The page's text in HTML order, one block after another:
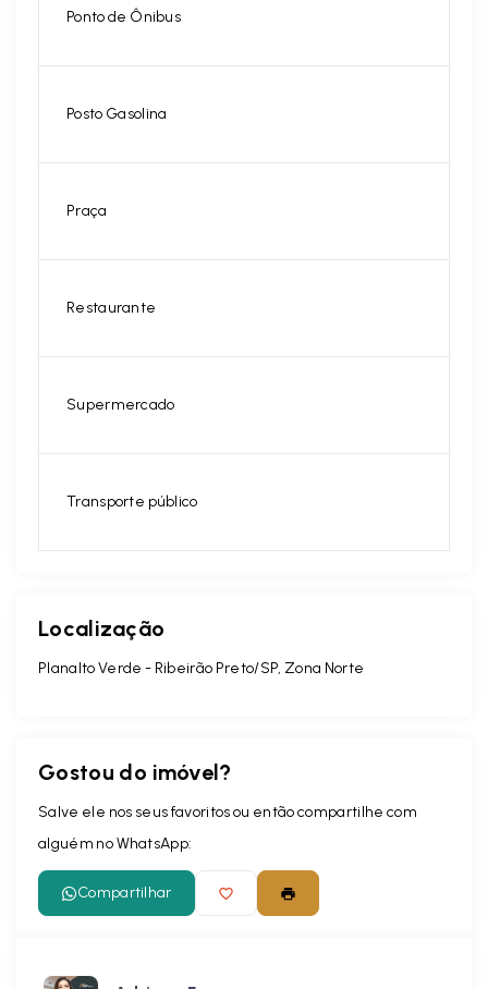
Ponto de Ônibus
Posto Gasolina
Praça
Restaurante
Supermercado
Transporte público
Localização
Planalto Verde - Ribeirão Preto/SP, Zona Norte
Gostou do imóvel?
Salve ele nos seus favoritos ou então compartilhe com
alguém no WhatsApp:
Compartilhar